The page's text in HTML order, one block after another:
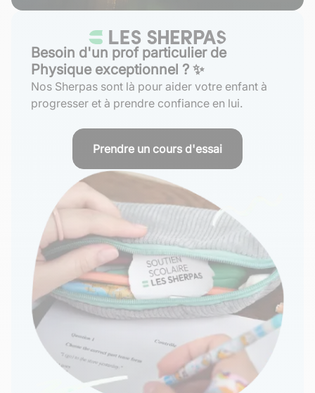
Besoin d'un prof particulier de
Physique exceptionnel ? ✨
Nos Sherpas sont là pour aider votre enfant à
progresser et à prendre confiance en lui.
Prendre un cours d'essai